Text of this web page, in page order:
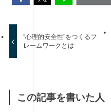
“心理的安全性”をつくるフ
レームワークとは
この記事を書いた人